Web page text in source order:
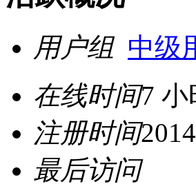
用户组 中级
在线时间7 小
注册时间
最后访问